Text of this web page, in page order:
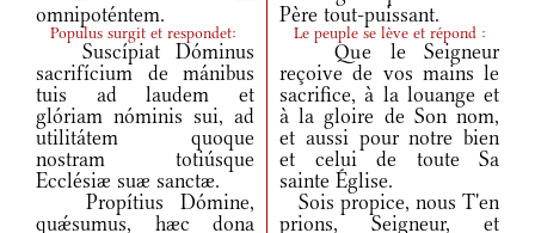
omnipoténtem.
Père tout-puissant.
Populus surgit et respondet: Le peuple se lève et répond :
Suscípiat Dóminus
sacrifícium de mánibus
tuis ad laudem et
glóriam nóminis sui, ad
utilitátem quoque
nostram totiúsque
Ecclésiæ suæ sanctæ.
Que le Seigneur
reçoive de vos mains le
sacrifice, à la louange et
à la gloire de Son nom,
et aussi pour notre bien
et celui de toute Sa
sainte Église.
Propítius Dómine,
quǽsumus, hæc dona
Sois propice, nous T'en
prions, Seigneur, et